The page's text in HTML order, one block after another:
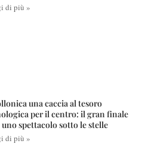
di più »
una caccia al tesoro
per il centro: il gran finale
uno spettacolo sotto le stelle
di più »